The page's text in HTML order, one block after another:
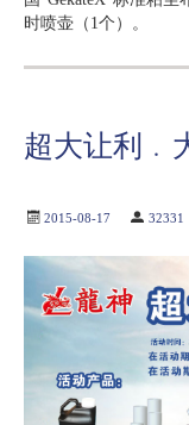
时喷壶（1个）。
超大让利﹒
2015-08-17 32331